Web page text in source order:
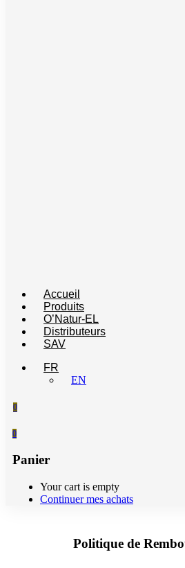
Accueil
Produits
O’Natur-EL
Distributeurs
SAV
FR
EN
0
0
Panier
Your cart is empty
Continuer mes achats
Politique de